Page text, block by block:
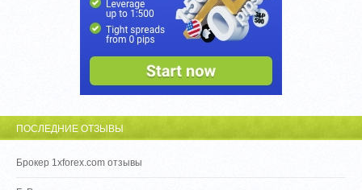
ПОСЛЕДНИЕ ОТЗЫВЫ
Брокер 1xforex.com отзывы